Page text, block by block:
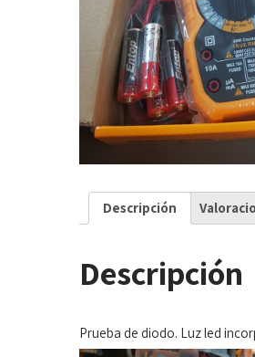
Descripción
Descripción
Prueba de diodo. Luz led